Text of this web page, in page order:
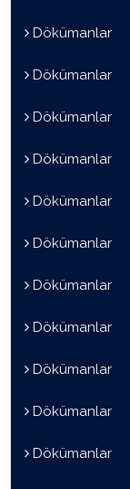
Dökümanlar
Dökümanlar
Dökümanlar
Dökümanlar
Dökümanlar
Dökümanlar
Dökümanlar
Dökümanlar
Dökümanlar
Dökümanlar
Dökümanlar